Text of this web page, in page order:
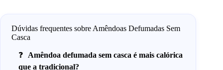
Dúvidas frequentes sobre Amêndoas Defumadas Sem
Casca
Amêndoa defumada sem casca é mais calórica
que a tradicional?